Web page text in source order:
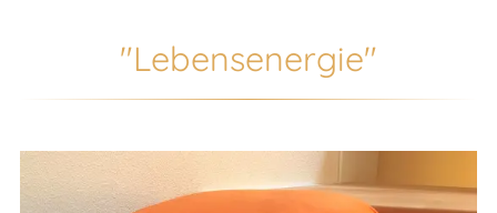
"Lebensenergie"